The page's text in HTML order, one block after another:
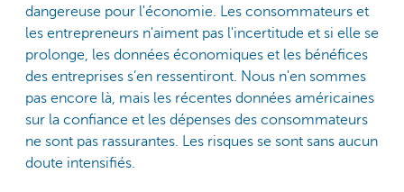
dangereuse pour l'économie. Les consommateurs et
les entrepreneurs n'aiment pas l'incertitude et si elle se
prolonge, les données économiques et les bénéfices
des entreprises s’en ressentiront. Nous n'en sommes
pas encore là, mais les récentes données américaines
sur la confiance et les dépenses des consommateurs
ne sont pas rassurantes. Les risques se sont sans aucun
doute intensifiés.